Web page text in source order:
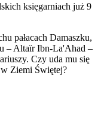
księgarniach już 9
pałacach Damaszku,
– Altaïr Ibn-La'Ahad –
Czy uda mu się
Ziemi Świętej?